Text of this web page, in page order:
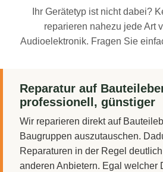
Ihr Gerätetyp ist nicht dabei?
reparieren nahezu jede Art
Audioelektronik. Fragen Sie
Reparatur auf
professionell, günstiger
Wir reparieren direkt auf
Baugruppen auszutauschen.
Reparaturen in der Regel
anderen Anbietern. Egal welcher